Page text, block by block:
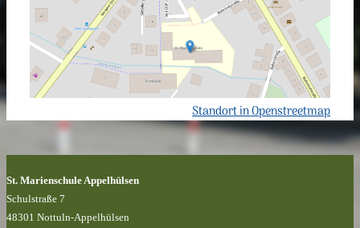
Standort in Openstreetmap
St. Marienschule Appelhülsen
Schulstraße 7
48301 Nottuln-Appelhülsen